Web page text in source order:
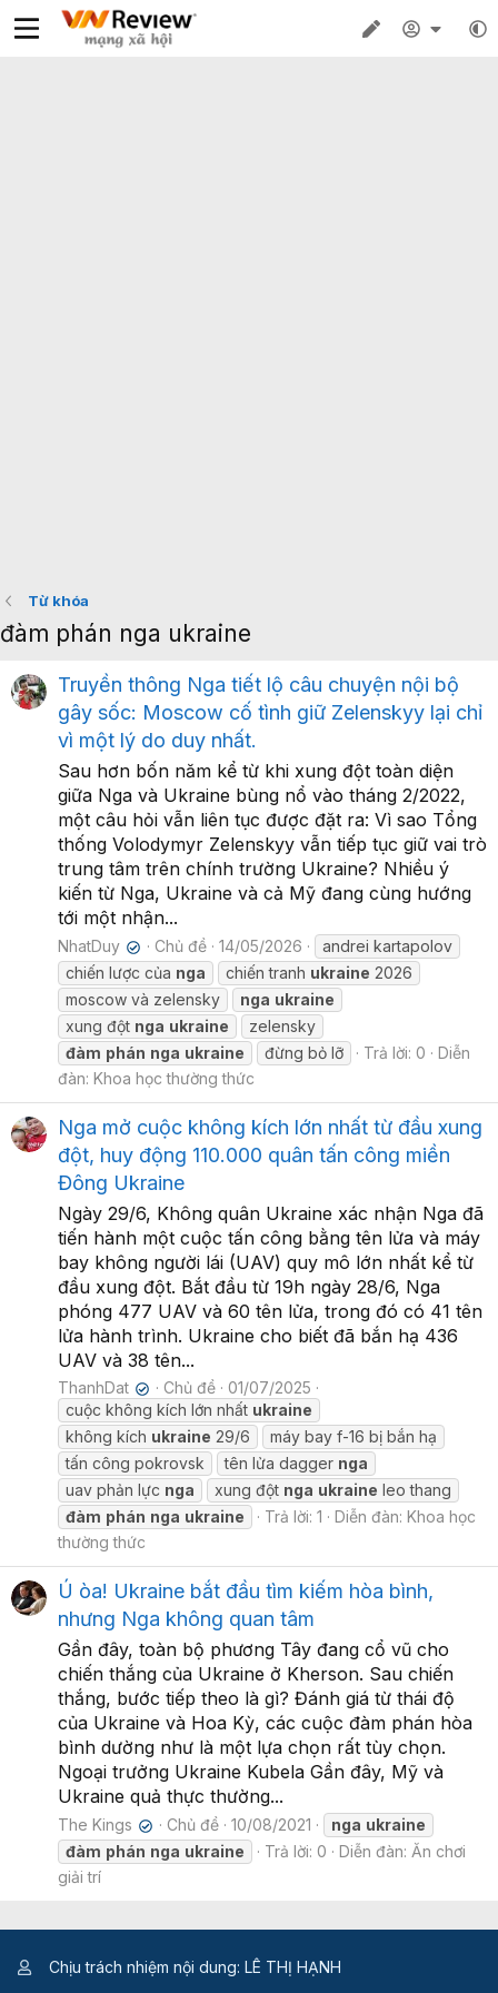
Từ khóa
đàm phán nga ukraine
Truyền thông Nga tiết lộ câu chuyện nội bộ
gây sốc: Moscow cố tình giữ Zelenskyy lại chỉ
vì một lý do duy nhất.
Sau hơn bốn năm kể từ khi xung đột toàn diện
giữa Nga và Ukraine bùng nổ vào tháng 2/2022,
một câu hỏi vẫn liên tục được đặt ra: Vì sao Tổng
thống Volodymyr Zelenskyy vẫn tiếp tục giữ vai trò
trung tâm trên chính trường Ukraine? Nhiều ý
kiến từ Nga, Ukraine và cả Mỹ đang cùng hướng
tới một nhận...
NhatDuy ✔ Chủ đề 14/05/2026
andrei kartapolov
chiến lược của nga chiến tranh ukraine 2026
moscow và zelensky
nga ukraine
xung đột nga ukraine
zelensky
đàm phán nga ukraine đừng bỏ lỡ Trả lời: 0
Diễn
đàn: Khoa học thường thức
Nga mở cuộc không kích lớn nhất từ đầu xung
đột, huy động 110.000 quân tấn công miền
Đông Ukraine
Ngày 29/6, Không quân Ukraine xác nhận Nga đã
tiến hành một cuộc tấn công bằng tên lửa và máy
bay không người lái (UAV) quy mô lớn nhất kể từ
đầu xung đột. Bắt đầu từ 19h ngày 28/6, Nga
phóng 477 UAV và 60 tên lửa, trong đó có 41 tên
lửa hành trình. Ukraine cho biết đã bắn hạ 436
UAV và 38 tên...
ThanhDat ✔ Chủ đề
01/07/2025
cuộc không kích lớn nhất ukraine
không kích ukraine 29/6
máy bay f-16 bị bắn hạ
tấn công pokrovsk
tên lửa dagger nga
uav phản lực nga xung đột nga ukraine leo thang
đàm phán nga ukraine Trả lời: 1 Diễn đàn: Khoa học
thường thức
Ú òa! Ukraine bắt đầu tìm kiếm hòa bình,
nhưng Nga không quan tâm
Gần đây, toàn bộ phương Tây đang cổ vũ cho
chiến thắng của Ukraine ở Kherson. Sau chiến
thắng, bước tiếp theo là gì? Đánh giá từ thái độ
của Ukraine và Hoa Kỳ, các cuộc đàm phán hòa
bình dường như là một lựa chọn rất tùy chọn.
Ngoại trưởng Ukraine Kubela Gần đây, Mỹ và
Ukraine quả thực thường...
The Kings ✔ Chủ đề 10/08/2021 nga ukraine
đàm phán nga ukraine Trả lời: 0 Diễn đàn: Ăn chơi
giải trí
Chịu trách nhiệm nội dung: LÊ THỊ HẠNH